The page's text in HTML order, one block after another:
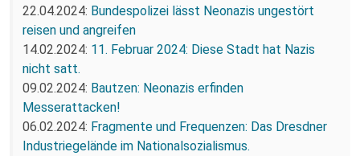
22.04.2024: Bundespolizei lässt Neonazis ungestört
reisen und angreifen
14.02.2024: 11. Februar 2024: Diese Stadt hat Nazis
nicht satt.
09.02.2024: Bautzen: Neonazis erfinden
Messerattacken!
06.02.2024: Fragmente und Frequenzen: Das Dresdner
Industriegelände im Nationalsozialismus.